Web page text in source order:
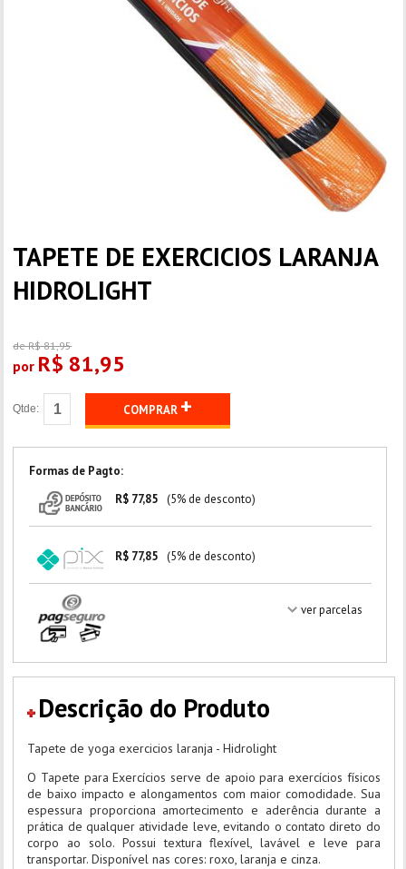
TAPETE DE EXERCICIOS LARANJA
HIDROLIGHT
de R$ 81,95
por R$ 81,95
Qtde: COMPRAR +
Formas de Pagto:
R$ 77,85
(5% de desconto)
R$ 77,85 (5% de desconto)
ver parcelas
Descrição do Produto
Tapete de yoga exercicios laranja - Hidrolight
O Tapete para Exercícios serve de apoio para exercícios físicos
de baixo impacto e alongamentos com maior comodidade. Sua
espessura proporciona amortecimento e aderência durante a
prática de qualquer atividade leve, evitando o contato direto do
corpo ao solo. Possui textura flexível, lavável e leve para
transportar. Disponível nas cores: roxo, laranja e cinza.